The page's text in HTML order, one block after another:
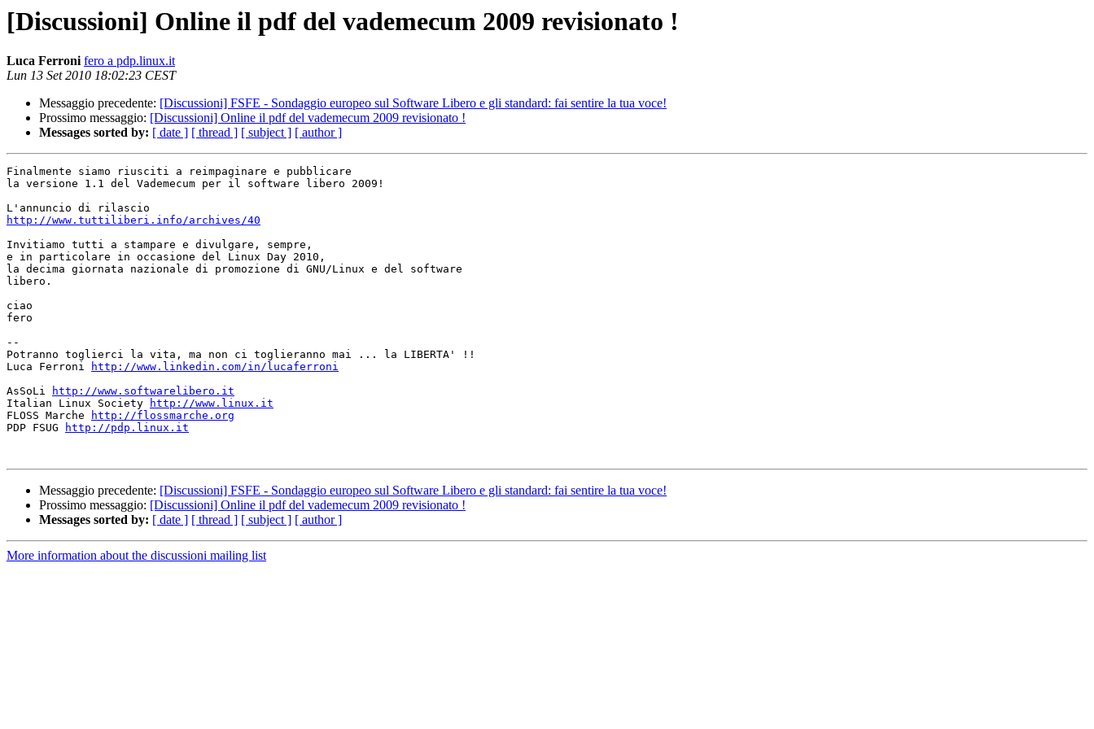
[Discussioni] Online il pdf del vademecum 2009 revisionato !
Luca Ferroni fero a pdp.linux.it
Lun 13 Set 2010 18:02:23 CEST
Messaggio precedente: [Discussioni] FSFE - Sondaggio europeo sul Software Libero e gli standard: fai sentire la tua voce!
Prossimo messaggio: [Discussioni] Online il pdf del vademecum 2009 revisionato !
Messages sorted by: [ date ] [ thread ] [ subject ] [ author ]
Finalmente siamo riusciti a reimpaginare e pubblicare
la versione 1.1 del Vademecum per il software libero 2009!
http://www.tuttiliberi.info/archives/40
Invitiamo tutti a stampare e divulgare, sempre,
e in particolare in occasione del Linux Day 2010,
la decima giornata nazionale di promozione di GNU/Linux e del software
libero.
ciao
fero
--
Potranno toglierci la vita, ma non ci toglieranno mai ... la LIBERTA' !!
Luca Ferroni
http://www.linkedin.com/in/lucaferroni
AsSoLi
http://www.softwarelibero.it
Italian Linux Society
http://www.linux.it
FLOSS Marche
http://flossmarche.org
PDP FSUG
http://pdp.linux.it
Messaggio precedente: [Discussioni] FSFE - Sondaggio europeo sul Software Libero e gli standard: fai sentire la tua voce!
Prossimo messaggio: [Discussioni] Online il pdf del vademecum 2009 revisionato !
Messages sorted by: [ date ] [ thread ] [ subject ] [ author ]
More information about the discussioni mailing list